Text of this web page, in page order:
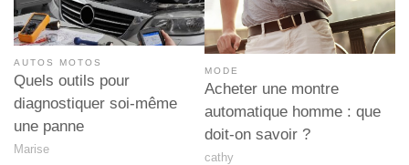
AUTOS MOTOS
Quels outils pour
diagnostiquer soi-même
une panne
Marise
MODE
Acheter une montre
automatique homme : que
doit-on savoir ?
cathy